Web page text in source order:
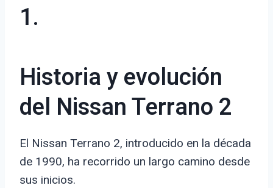
1.
Historia y evolución
del Nissan Terrano 2
El Nissan Terrano 2, introducido en la década
de 1990, ha recorrido un largo camino desde
sus inicios.